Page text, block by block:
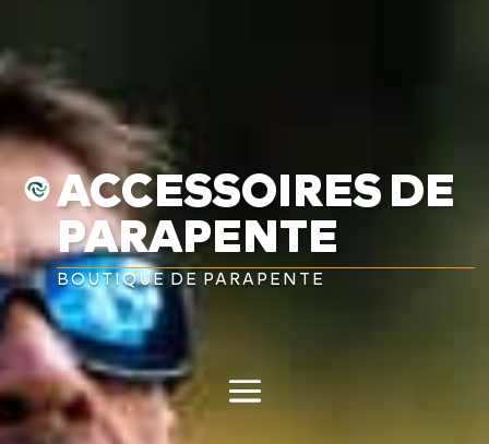
ACCESSOIRES DE
PARAPENTE
BOUTIQUE DE PARAPENTE